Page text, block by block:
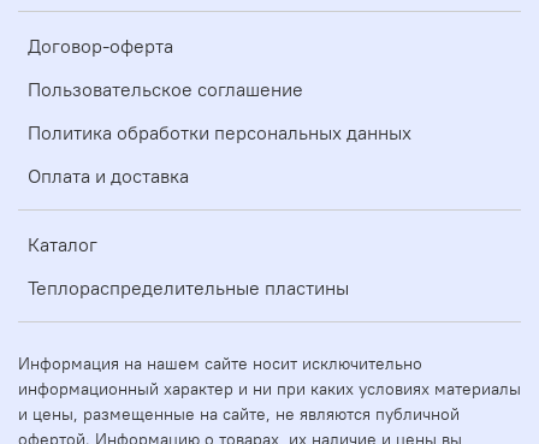
Договор-оферта
Пользовательское соглашение
Политика обработки персональных данных
Оплата и доставка
Каталог
Теплораспределительные пластины
Информация на нашем сайте носит исключительно
информационный характер и ни при каких условиях материалы
и цены, размещенные на сайте, не являются публичной
офертой. Информацию о товарах, их наличие и цены вы